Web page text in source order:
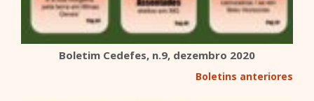
Boletim Cedefes, n.9, dezembro 2020
Boletins anteriores